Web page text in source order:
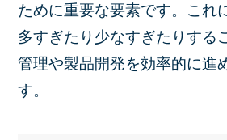
ために重要な要素です。これ
多すぎたり少なすぎたりする
管理や製品開発を効率的に進
す。